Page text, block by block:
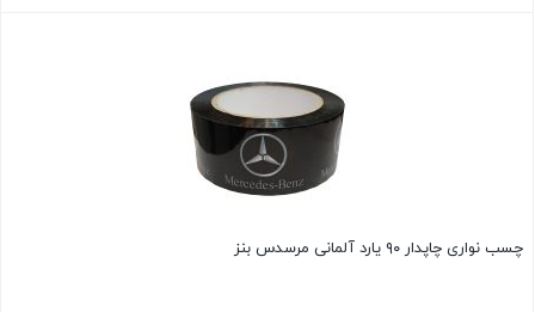
چسب نواری چاپدار ۹۰ یارد آلمانی مرسدس بنز